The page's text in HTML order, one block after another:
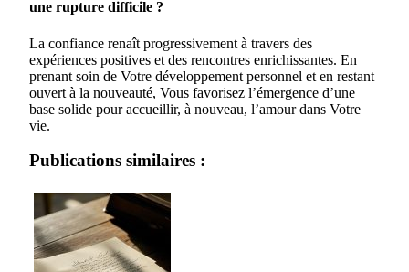
une rupture difficile ?
La confiance renaît progressivement à travers des
expériences positives et des rencontres enrichissantes. En
prenant soin de Votre développement personnel et en restant
ouvert à la nouveauté, Vous favorisez l’émergence d’une
base solide pour accueillir, à nouveau, l’amour dans Votre
vie.
Publications similaires :